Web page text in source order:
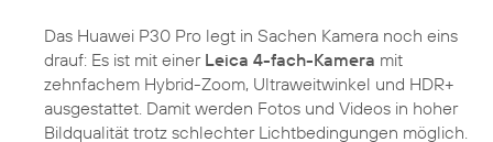
Das Huawei P30 Pro legt in Sachen Kamera noch eins
drauf: Es ist mit einer Leica 4-fach-Kamera mit
zehnfachem Hybrid-Zoom, Ultraweitwinkel und HDR+
ausgestattet. Damit werden Fotos und Videos in hoher
Bildqualität trotz schlechter Lichtbedingungen möglich.